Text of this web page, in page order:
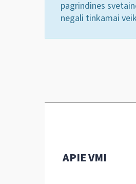
pagrindines
negali tinkamai
APIE VMI